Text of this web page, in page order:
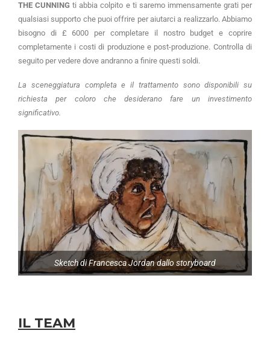
THE CUNNING ti abbia colpito e ti saremo immensamente grati per
qualsiasi supporto che puoi offrire per aiutarci a realizzarlo. Abbiamo
bisogno di £ 6000 per completare il nostro budget e coprire
completamente i costi di produzione e post-produzione. Controlla di
seguito per vedere dove andranno a finire questi soldi.
La sceneggiatura completa e il trattamento sono disponibili su
richiesta per coloro che desiderano fare un investimento
significativo.
Sketch di Francesca Jordan dallo storyboard
IL TEAM